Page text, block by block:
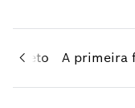
A primeira